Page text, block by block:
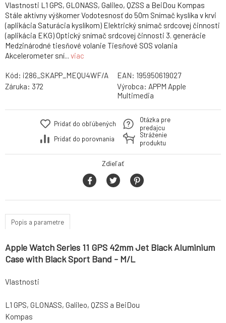
Vlastnosti L1 GPS, GLONASS, Galileo, QZSS a BeiDou Kompas
Stále aktívny výškomer Vodotesnosť do 50m Snímač kyslíka v krvi
(aplikácia Saturácia kyslíkom) Elektrický snímač srdcovej činnosti
(aplikácia EKG) Optický snímač srdcovej činnosti 3. generácie
Medzinárodné tiesňové volanie Tiesňové SOS volania
Akcelerometer sní... viac
Kód: i286_SKAPP_MEQU4WF/A EAN: 195950619027
Záruka: 372 Výrobca: APPM Apple
Multimedia
Pridať do obľúbených
Pridať do porovnania
Otázka pre
predajcu
Stráženie
produktu
Zdieľať
Popis a parametre
Apple Watch Series 11 GPS 42mm Jet Black Aluminium
Case with Black Sport Band - M/L
Vlastnosti
L1 GPS, GLONASS, Galileo, QZSS a BeiDou
Kompas